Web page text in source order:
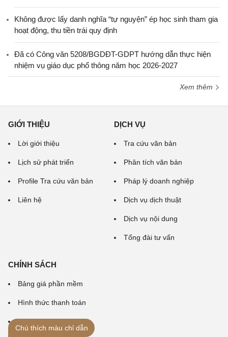
Không được lấy danh nghĩa “tự nguyện” ép học sinh tham gia
hoạt động, thu tiền trái quy định
Đã có Công văn 5208/BGDĐT-GDPT hướng dẫn thực hiện
nhiệm vụ giáo dục phổ thông năm học 2026-2027
Xem thêm
GIỚI THIỆU
Lời giới thiệu
Lịch sử phát triển
Profile Tra cứu văn bản
Liên hệ
DỊCH VỤ
Tra cứu văn bản
Phân tích văn bản
Pháp lý doanh nghiệp
Dịch vụ dịch thuật
Dịch vụ nội dung
Tổng đài tư vấn
CHÍNH SÁCH
Bảng giá phần mềm
Hình thức thanh toán
Quy ước sử dụng
Chú thích màu chỉ dẫn